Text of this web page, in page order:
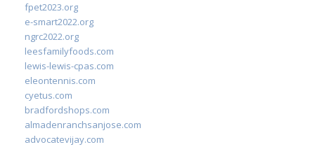
fpet2023.org
e-smart2022.org
ngrc2022.org
leesfamilyfoods.com
lewis-lewis-cpas.com
eleontennis.com
cyetus.com
bradfordshops.com
almadenranchsanjose.com
advocatevijay.com